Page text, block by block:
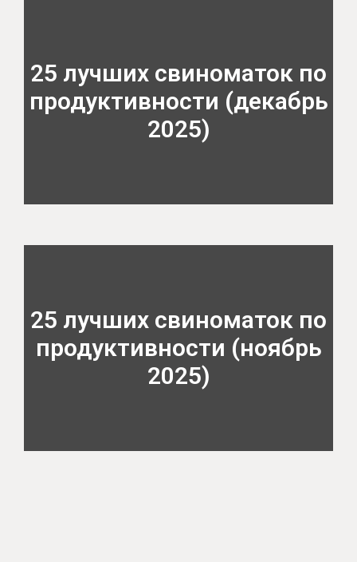
25 лучших свиноматок по
продуктивности (декабрь
2025)
25 лучших свиноматок по
продуктивности (ноябрь
2025)